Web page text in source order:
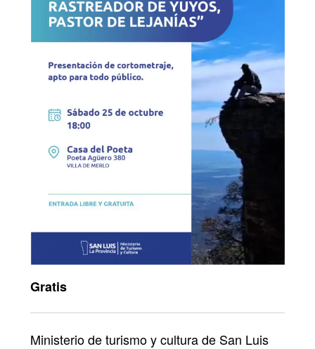
Gratis
Ministerio de turismo y cultura de San Luis